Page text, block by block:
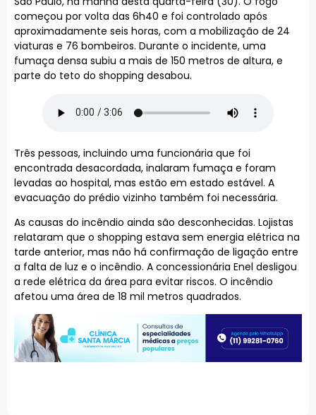
começou por volta das 6h40 e foi controlado após
aproximadamente seis horas, com a mobilização de 24
viaturas e 76 bombeiros. Durante o incidente, uma
fumaça densa subiu a mais de 150 metros de altura, e
parte do teto do shopping desabou.
Três pessoas, incluindo uma funcionária que foi
encontrada desacordada, inalaram fumaça e foram
levadas ao hospital, mas estão em estado estável. A
evacuação do prédio vizinho também foi necessária.
As causas do incêndio ainda são desconhecidas. Lojistas
relataram que o shopping estava sem energia elétrica na
tarde anterior, mas não há confirmação de ligação entre
a falta de luz e o incêndio. A concessionária Enel desligou
a rede elétrica da área para evitar riscos. O incêndio
afetou uma área de 18 mil metros quadrados.